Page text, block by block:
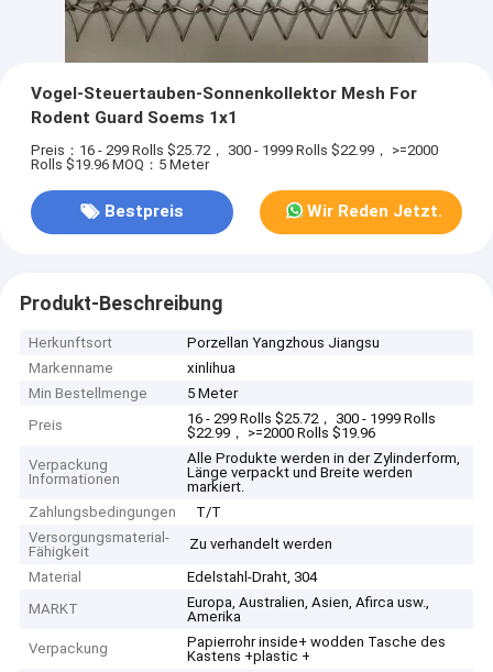
Vogel-Steuertauben-Sonnenkollektor Mesh For
Rodent Guard Soems 1x1
Preis：16 - 299 Rolls $25.72， 300 - 1999 Rolls $22.99， >=2000
Rolls $19.96 MOQ：5 Meter
Bestpreis Wir Reden Jetzt.
Produkt-Beschreibung
Herkunftsort
Porzellan Yangzhous Jiangsu
Markenname
xinlihua
Min Bestellmenge
5 Meter
Preis
16 - 299 Rolls $25.72， 300 - 1999 Rolls
$22.99， >=2000 Rolls $19.96
Verpackung
Informationen
Alle Produkte werden in der Zylinderform,
Länge verpackt und Breite werden
markiert.
Zahlungsbedingungen
T/T
Versorgungsmaterial-
Fähigkeit
Zu verhandelt werden
Material
Edelstahl-Draht, 304
MARKT
Europa, Australien, Asien, Afirca usw.,
Amerika
Verpackung
Papierrohr inside+ wodden Tasche des
Kastens +plastic +